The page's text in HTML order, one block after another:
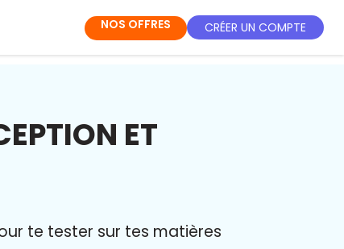
NOS OFFRES CRÉER UN COMPTE
ET
te tester sur tes matières